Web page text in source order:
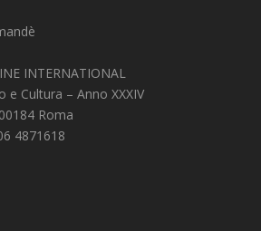
INTERNATIONAL
Cultura – Anno XXXIV
Roma
4871618